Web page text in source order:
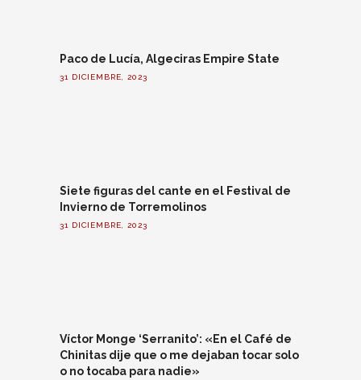
Paco de Lucía, Algeciras Empire State
31 DICIEMBRE, 2023
Siete figuras del cante en el Festival de
Invierno de Torremolinos
31 DICIEMBRE, 2023
Víctor Monge ‘Serranito’: «En el Café de
Chinitas dije que o me dejaban tocar solo
o no tocaba para nadie»